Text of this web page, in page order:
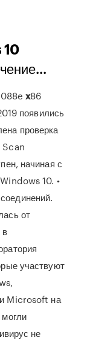
10
x86
появились
проверка
Scan
начиная с
10. •
от
участвуют
Microsoft на
не